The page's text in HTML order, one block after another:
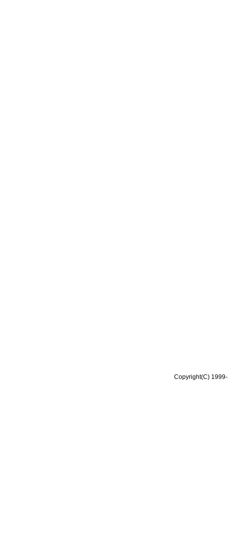
Copyright(C)